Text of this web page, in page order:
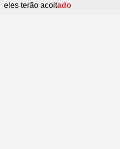
eles terão acoitado